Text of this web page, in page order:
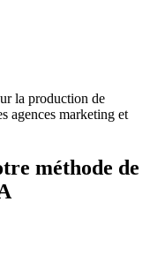
la production de
agences marketing et
méthode de